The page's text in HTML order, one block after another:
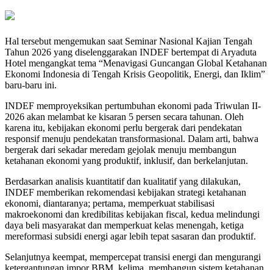
Hal tersebut mengemukan saat Seminar Nasional Kajian Tengah
Tahun 2026 yang diselenggarakan INDEF bertempat di Aryaduta
Hotel mengangkat tema “Menavigasi Guncangan Global Ketahanan
Ekonomi Indonesia di Tengah Krisis Geopolitik, Energi, dan Iklim”
baru-baru ini.
INDEF memproyeksikan pertumbuhan ekonomi pada Triwulan II-
2026 akan melambat ke kisaran 5 persen secara tahunan. Oleh
karena itu, kebijakan ekonomi perlu bergerak dari pendekatan
responsif menuju pendekatan transformasional. Dalam arti, bahwa
bergerak dari sekadar meredam gejolak menuju membangun
ketahanan ekonomi yang produktif, inklusif, dan berkelanjutan.
Berdasarkan analisis kuantitatif dan kualitatif yang dilakukan,
INDEF memberikan rekomendasi kebijakan strategi ketahanan
ekonomi, diantaranya; pertama, memperkuat stabilisasi
makroekonomi dan kredibilitas kebijakan fiscal, kedua melindungi
daya beli masyarakat dan memperkuat kelas menengah, ketiga
mereformasi subsidi energi agar lebih tepat sasaran dan produktif.
Selanjutnya keempat, mempercepat transisi energi dan mengurangi